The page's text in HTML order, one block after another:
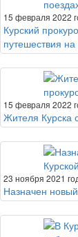
15 февраля 2022
Курский
путешествия
15 февраля 2022
Жителя Курска
23 ноября 2021
Назначен